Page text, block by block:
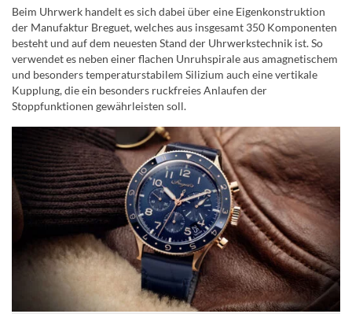
Beim Uhrwerk handelt es sich dabei über eine Eigenkonstruktion
der Manufaktur Breguet, welches aus insgesamt 350 Komponenten
besteht und auf dem neuesten Stand der Uhrwerkstechnik ist. So
verwendet es neben einer flachen Unruhspirale aus amagnetischem
und besonders temperaturstabilem Silizium auch eine vertikale
Kupplung, die ein besonders ruckfreies Anlaufen der
Stoppfunktionen gewährleisten soll.